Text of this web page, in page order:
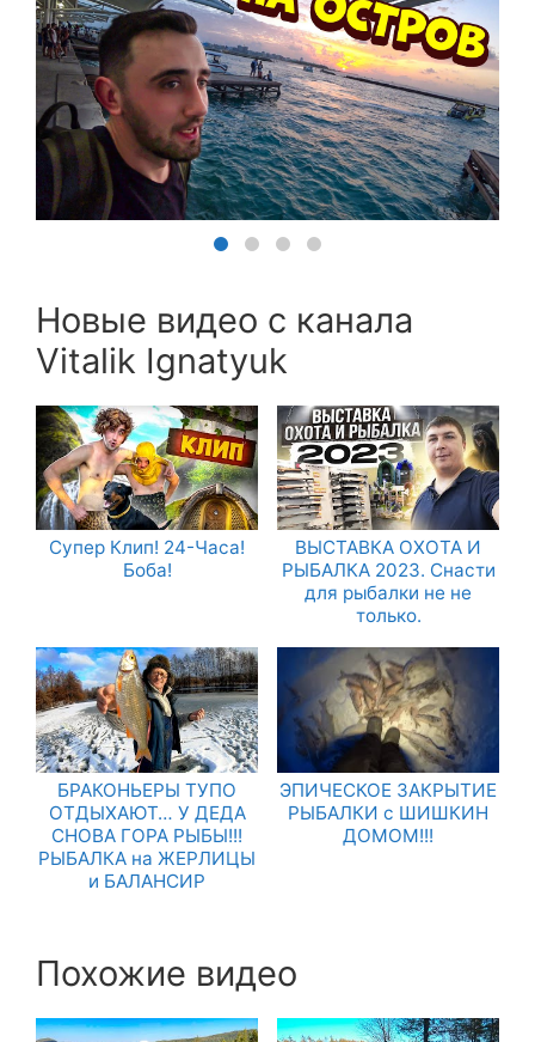
Новые видео с канала
Vitalik Ignatyuk
Супер Клип! 24-Часа!
Боба!
ВЫСТАВКА ОХОТА И
РЫБАЛКА 2023. Снасти
для рыбалки не не
только.
БРАКОНЬЕРЫ ТУПО
ОТДЫХАЮТ… У ДЕДА
СНОВА ГОРА РЫБЫ!!!
РЫБАЛКА на ЖЕРЛИЦЫ
и БАЛАНСИР
ЭПИЧЕСКОЕ ЗАКРЫТИЕ
РЫБАЛКИ с ШИШКИН
ДОМОМ!!!
Похожие видео